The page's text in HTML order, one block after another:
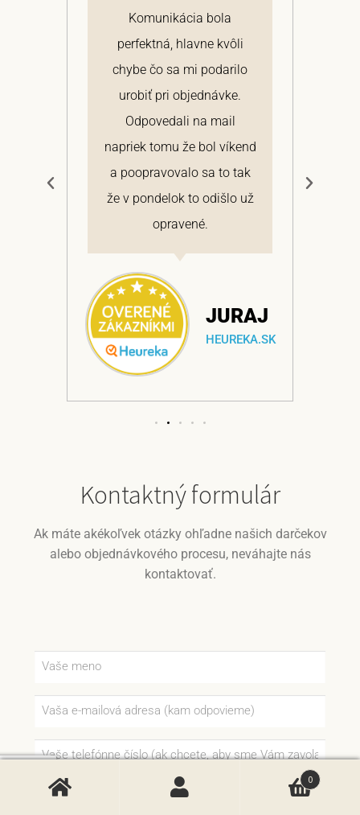
Komunikácia bola
perfektná, hlavne kvôli
chybe čo sa mi podarilo
urobiť pri objednávke.
Odpovedali na mail
napriek tomu že bol víkend
a poopravovalo sa to tak
že v pondelok to odišlo už
opravené.
JURAJ
HEUREKA.SK
Kontaktný formulár
Ak máte akékoľvek otázky ohľadne našich darčekov
alebo objednávkového procesu, neváhajte nás
kontaktovať.
0